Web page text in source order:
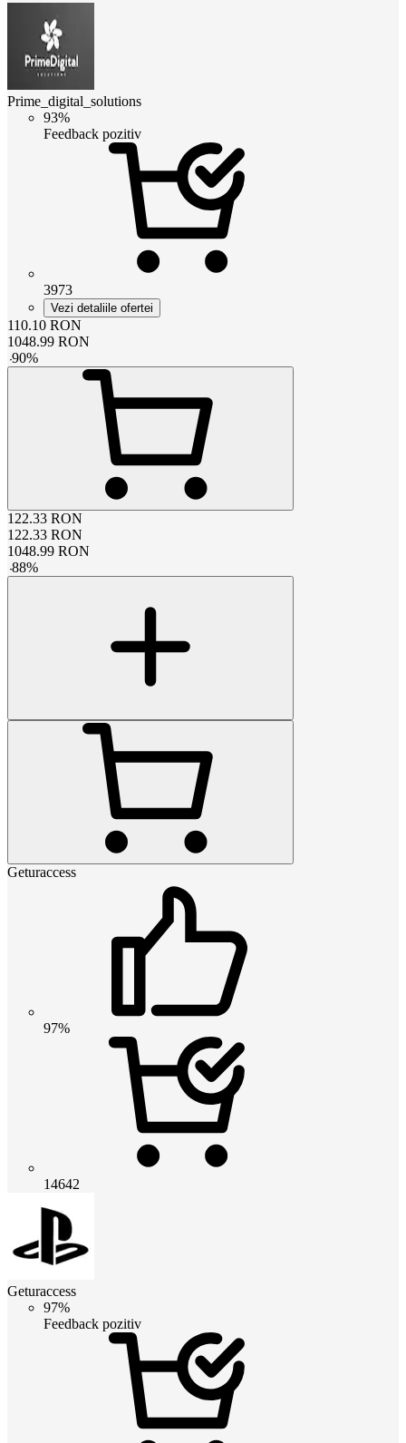
Prime_digital_solutions
93%
Feedback pozitiv
3973
Vezi detaliile ofertei
110.10 RON
1048.99 RON
-90%
122.33 RON
122.33 RON
1048.99 RON
-88%
Geturaccess
97%
14642
Geturaccess
97%
Feedback pozitiv